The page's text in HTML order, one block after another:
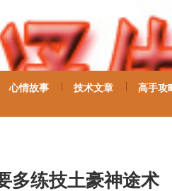
心情故事 技术文章
高手攻
多练技土豪神途术